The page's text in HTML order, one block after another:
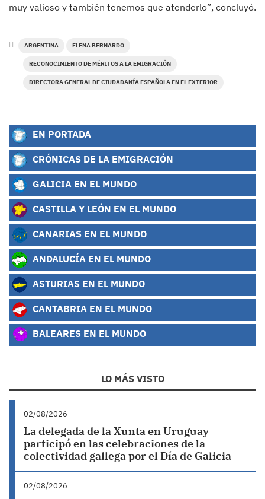
muy valioso y también tenemos que atenderlo”, concluyó.
ARGENTINA ELENA BERNARDO
RECONOCIMIENTO DE MÉRITOS A LA EMIGRACIÓN
DIRECTORA GENERAL DE CIUDADANÍA ESPAÑOLA EN EL EXTERIOR
EN PORTADA
CRÓNICAS DE LA EMIGRACIÓN
GALICIA EN EL MUNDO
CASTILLA Y LEÓN EN EL MUNDO
CANARIAS EN EL MUNDO
ANDALUCÍA EN EL MUNDO
ASTURIAS EN EL MUNDO
CANTABRIA EN EL MUNDO
BALEARES EN EL MUNDO
LO MÁS VISTO
02/08/2026
La delegada de la Xunta en Uruguay
participó en las celebraciones de la
colectividad gallega por el Día de Galicia
02/08/2026